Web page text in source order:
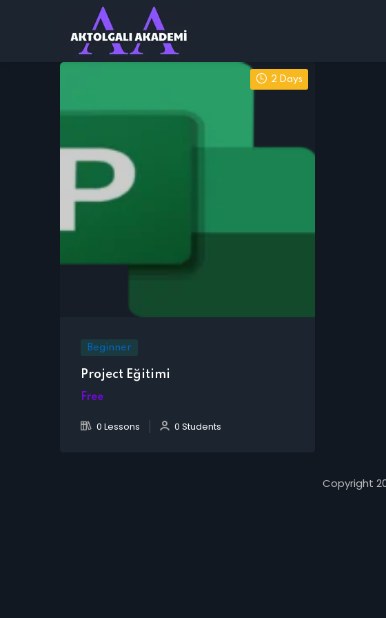
2 Days
Beginner
Project Eğitimi
Free
0 Lessons 0 Students
Copyright